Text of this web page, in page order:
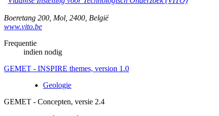
Boeretang 200 Mol 2400 België
www.vito.be
Frequentie
indien nodig
GEMET - INSPIRE themes, version 1.0
Geologie
GEMET - Concepten, versie 2.4